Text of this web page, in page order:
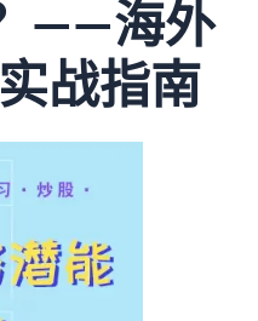
——海外
战指南